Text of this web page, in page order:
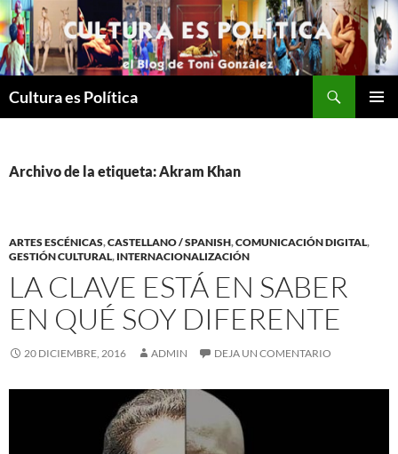
Saltar
al
contenido
Cultura es Política
Archivo de la etiqueta: Akram Khan
ARTES ESCÉNICAS,CASTELLANO / SPANISH,COMUNICACIÓN DIGITAL,
GESTIÓN CULTURAL, INTERNACIONALIZACIÓN
LA CLAVE ESTÁ EN SABER
EN QUÉ SOY DIFERENTE
20 DICIEMBRE, 2016 ADMIN DEJA UN COMENTARIO